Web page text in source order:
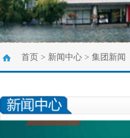
首页 > 新闻中心 > 集团新闻